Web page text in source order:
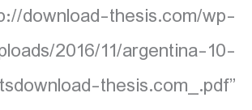
download-thesis.com/wp-
2016/11/argentina-10-
thesis.com_.pdf”